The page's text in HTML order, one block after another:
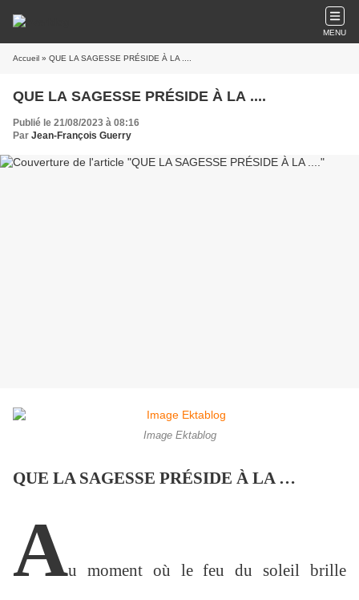
MENU
Accueil » QUE LA SAGESSE PRÉSIDE À LA ....
QUE LA SAGESSE PRÉSIDE À LA ....
Publié le 21/08/2023 à 08:16
Par Jean-François Guerry
Image Ektablog
QUE LA SAGESSE PRÉSIDE À LA …
Au moment où le feu du soleil brille